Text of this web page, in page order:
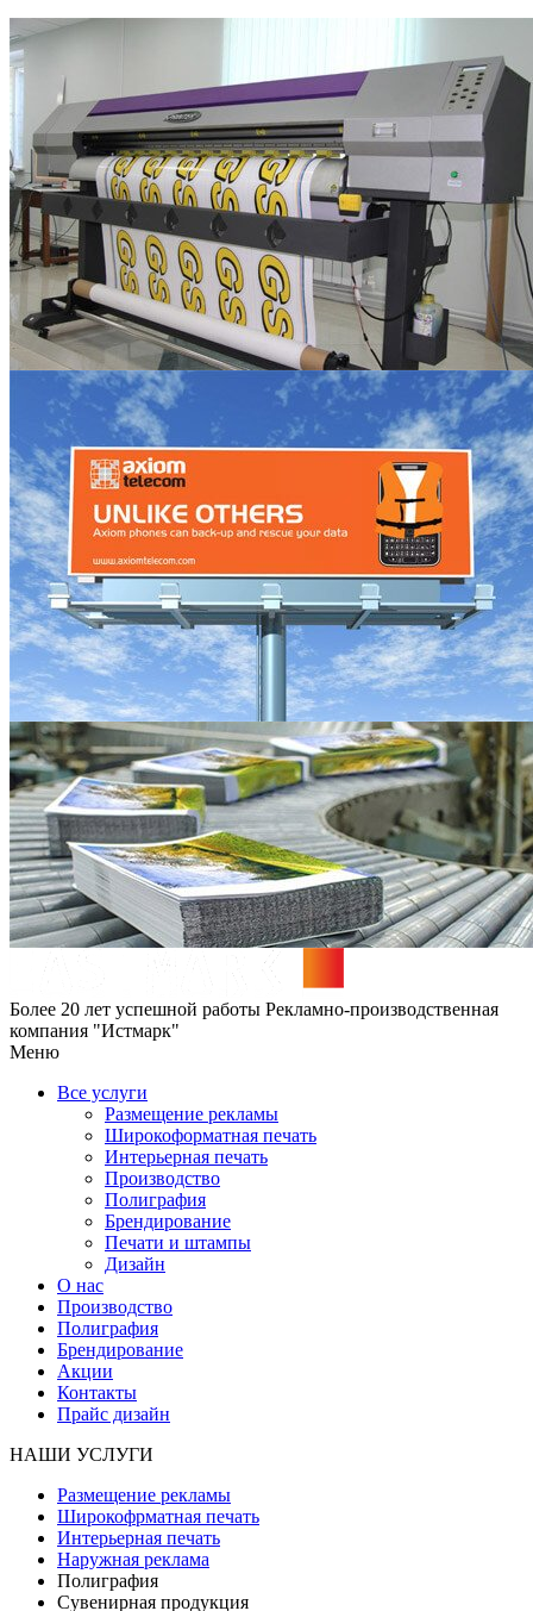
Более 20 лет успешной работы Рекламно-производственная
компания "Истмарк"
Меню
Все услуги
Размещение рекламы
Широкофoрматная печать
Интерьерная печать
Производство
Полиграфия
Брендирование
Печати и штампы
Дизайн
О нас
Производство
Полиграфия
Брендирование
Акции
Контакты
Прайс дизайн
НАШИ УСЛУГИ
Размещение рекламы
Широкофрматная печать
Интерьерная печать
Наружная реклама
Полиграфия
Сувенирная продукция